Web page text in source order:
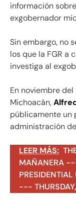
información
exgobernador
Sin embargo, no
los que la FGR a
investiga al
En noviembre
Michoacán,
públicamente un
administración
LEER MÁS:
MAÑANERA
---